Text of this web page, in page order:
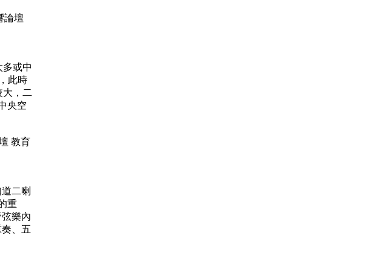
多或中
此時
大，二
央空
二喇
重
樂內
、五